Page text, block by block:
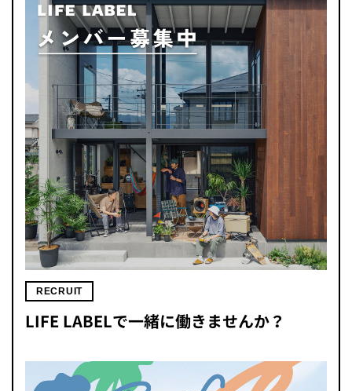
RECRUIT
LIFE LABELで一緒に働きませんか？